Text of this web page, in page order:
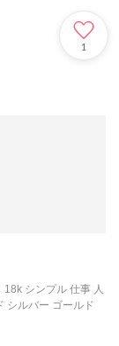
1
シンプル 仕事 人
シルバー ゴールド